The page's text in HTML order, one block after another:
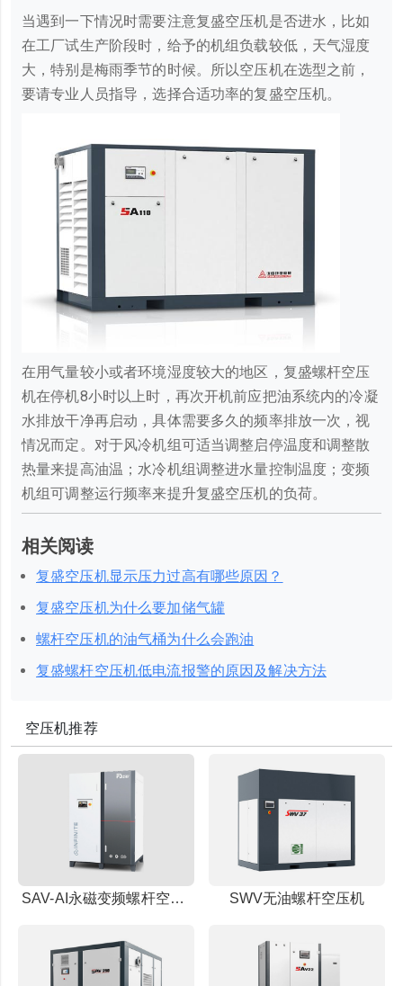
当遇到一下情况时需要注意复盛空压机是否进水，比如
在工厂试生产阶段时，给予的机组负载较低，天气湿度
大，特别是梅雨季节的时候。所以空压机在选型之前，
要请专业人员指导，选择合适功率的复盛空压机。
在用气量较小或者环境湿度较大的地区，复盛螺杆空压
机在停机8小时以上时，再次开机前应把油系统内的冷凝
水排放干净再启动，具体需要多久的频率排放一次，视
情况而定。对于风冷机组可适当调整启停温度和调整散
热量来提高油温；水冷机组调整进水量控制温度；变频
机组可调整运行频率来提升复盛空压机的负荷。
相关阅读
复盛空压机显示压力过高有哪些原因？
复盛空压机为什么要加储气罐
螺杆空压机的油气桶为什么会跑油
复盛螺杆空压机低电流报警的原因及解决方法
空压机推荐
SAV-AI永磁变频螺杆空压机(IE4电机) SWV无油螺杆空压机